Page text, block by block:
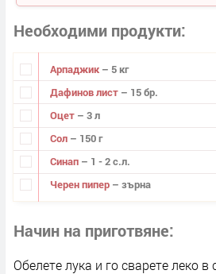
Необходими продукти
Арпаджик – 5 кг
Дафинов лист – 15 бр.
Оцет – 3 л
Сол – 150 г
Синап – 1 - 2 с.л.
Черен пипер – зърна
Начин на приготвяне
Обелете лука и го сварете леко в